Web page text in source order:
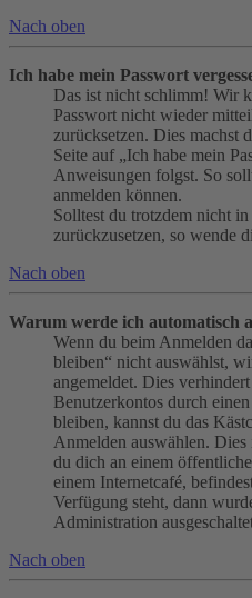
Nach oben
Ich habe mein Passwort
Das ist nicht schlimm! Wir
Passwort nicht wieder
zurücksetzen. Dies machst
Seite auf „Ich habe mein
Anweisungen folgst. So
anmelden können.
Solltest du trotzdem nicht
zurückzusetzen, so wende
Nach oben
Warum werde ich automatisch
Wenn du beim Anmelden
bleiben“ nicht auswählst,
angemeldet. Dies
Benutzerkontos durch
bleiben, kannst du das
Anmelden auswählen.
du dich an einem
einem Internetcafé,
Verfügung steht, dann
Administration
Nach oben